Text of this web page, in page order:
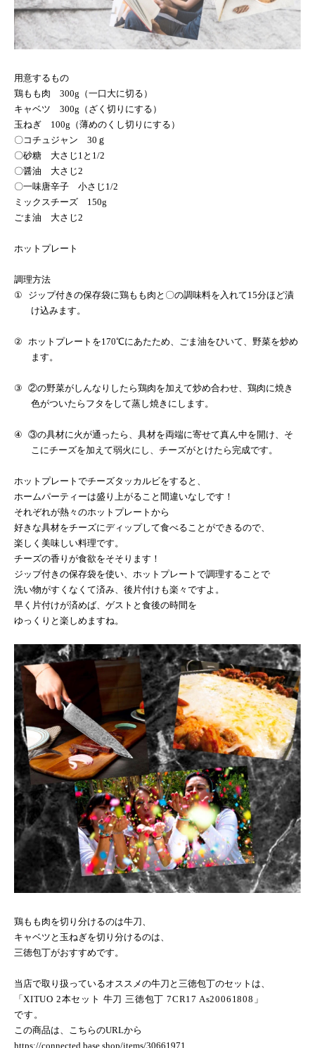
用意するもの
鶏もも肉 300g （一口大に切る）
キャベツ 300g （ざく切りにする）
玉ねぎ 100g （薄めのくし切りにする）
〇コチュジャン 30 ｇ
〇砂糖 大さじ 1 と 1/2
〇醤油 大さじ2
〇一味唐辛子 小さじ 1/2
ミックスチーズ 150g
ごま油 大さじ2
ホットプレート
調理方法
①
ジップ付きの保存袋に鶏もも肉と〇の調味料を入れて15分ほど漬
け込みます。
② ホットプレートを170℃にあたため、ごま油をひいて、野菜を炒め
ます。
③ ②の野菜がしんなりしたら鶏肉を加えて炒め合わせ、鶏肉に焼き
色がついたらフタをして蒸し焼きにします。
④ ③の具材に火が通ったら、具材を両端に寄せて真ん中を開け、そ
こにチーズを加えて弱火にし、チーズがとけたら完成です。
ホットプレートでチーズタッカルビをすると、
ホームパーティーは盛り上がること間違いなしです！
それぞれが熱々のホットプレートから
好きな具材をチーズにディップして食べることができるので、
楽しく美味しい料理です。
チーズの香りが食欲をそそります！
ジップ付きの保存袋を使い、ホットプレートで調理することで
洗い物がすくなくて済み、後片付けも楽々ですよ。
早く片付けが済めば、ゲストと食後の時間を
ゆっくりと楽しめますね。
鶏もも肉を切り分けるのは牛刀、
キャベツと玉ねぎを切り分けるのは、
三徳包丁がおすすめです。
当店で取り扱っているオススメの牛刀と三徳包丁のセットは、
「XITUO 2本セット 牛刀 三徳包丁 7CR17 As20061808 」
です。
この商品は、こちらのURLから
https://connected.base.shop/items/30661971